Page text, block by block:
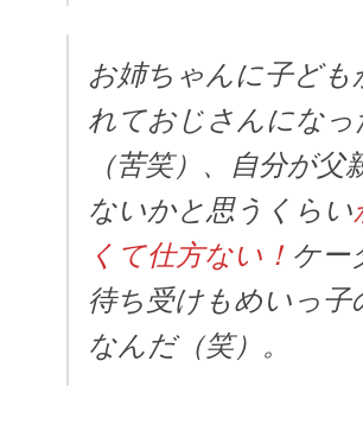
お姉ちゃんに子ども
れておじさんになっ
（苦笑）、自分が父
ないかと思うくらい
くて仕方ない！ ケー
待ち受けもめいっ子
なんだ（笑）。